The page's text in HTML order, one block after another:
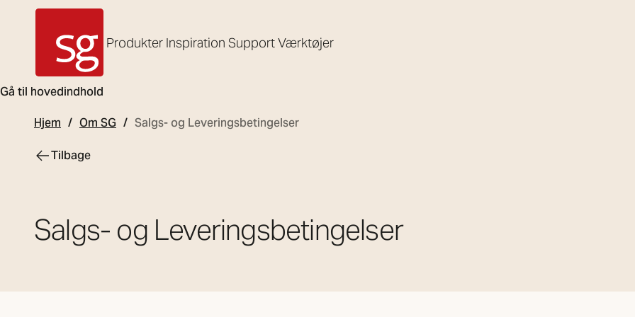
Gå til hovedindhold
SG Armaturen
Produkter Inspiration SupportVærktøjer
Hjem Om SG Salgs- og Leveringsbetingelser
Tilbage
Salgs- og Leveringsbetingelser